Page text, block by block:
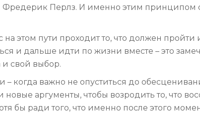
Перлз. И именно этим принципом
этом пути проходит то, что должен пройти
и дальше идти по жизни вместе – это
и свой выбор.
когда важно не опуститься до
аргументы, чтобы возродить то, что
бы ради того, что именно после этого